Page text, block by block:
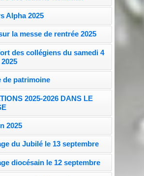
Alpha 2025
la messe de rentrée 2025
des collégiens du samedi 4
de patrimoine
2025-2026 DANS LE
2025
du Jubilé le 13 septembre
diocésain le 12 septembre